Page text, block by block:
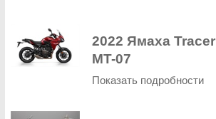
2022 Ямаха Tracer
MT-07
Показать подробности